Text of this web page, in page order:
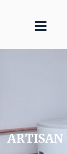
ARTISAN